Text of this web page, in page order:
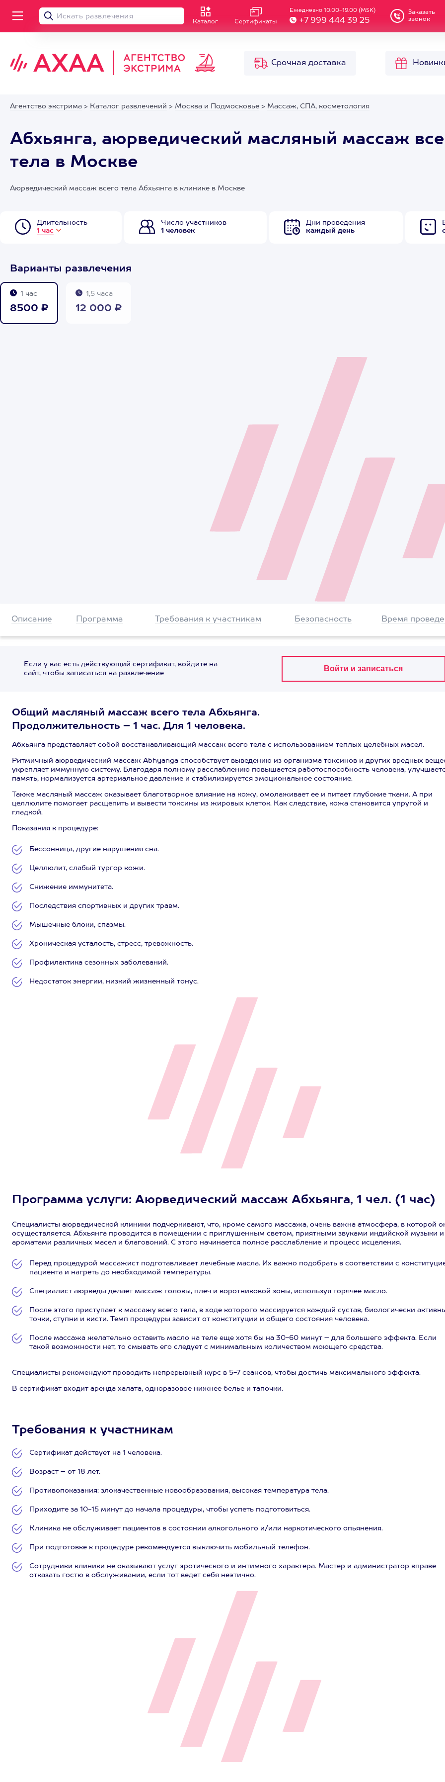
Каталог Сертификаты
Ежедневно 10.00-19.00 (MSK)
+7 999 444 39 25
Заказать
звонок
Срочная доставка
Агентство экстрима > Каталог развлечений > Москва и Подмосковье > Массаж, СПА, косметология
Абхьянга, аюрведический масляный массаж
тела в Москве
Аюрведический массаж всего тела Абхьянга в клинике в Москве
Длительность
1 час
Число участников
1 человек
Дни проведения
каждый день
Варианты развлечения
1 час
8500 ₽
1,5 часа
12 000 ₽
Описание Программа Требования к участникам Безопасность Время
Если у вас есть действующий сертификат, войдите на
сайт, чтобы записаться на развлечение
Общий масляный массаж всего тела Абхьянга.
Продолжительность – 1 час. Для 1 человека.
Абхьянга представляет собой восстанавливающий массаж всего тела с использованием теплых целебных масел.
Ритмичный аюрведический массаж Abhyanga способствует выведению из организма токсинов и других вредных
укрепляет иммунную систему. Благодаря полному расслаблению повышается работоспособность человека,
память, нормализуется артериальное давление и стабилизируется эмоциональное состояние.
Также масляный массаж оказывает благотворное влияние на кожу, омолаживает ее и питает глубокие ткани. А при
целлюлите помогает расщепить и вывести токсины из жировых клеток. Как следствие, кожа становится упругой и
гладкой.
Показания к процедуре:
Бессонница, другие нарушения сна.
Целлюлит, слабый тургор кожи.
Снижение иммунитета.
Последствия спортивных и других травм.
Мышечные блоки, спазмы.
Хроническая усталость, стресс, тревожность.
Профилактика сезонных заболеваний.
Недостаток энергии, низкий жизненный тонус.
Программа услуги: Аюрведический массаж Абхьянга, 1 чел. (1 час)
Специалисты аюрведической клиники подчеркивают, что, кроме самого массажа, очень важна атмосфера, в которой
осуществляется. Абхьянга проводится в помещении с приглушенным светом, приятными звуками индийской музыки и
ароматами различных масел и благовоний. С этого начинается полное расслабление и процесс исцеления.
Перед процедурой массажист подготавливает лечебные масла. Их важно подобрать в соответствии с
пациента и нагреть до необходимой температуры.
Специалист аюрведы делает массаж головы, плеч и воротниковой зоны, используя горячее масло.
После этого приступает к массажу всего тела, в ходе которого массируется каждый сустав, биологически
точки, ступни и кисти. Темп процедуры зависит от конституции и общего состояния человека.
После массажа желательно оставить масло на теле еще хотя бы на 30-60 минут – для большего эффекта. Если
такой возможности нет, то смывать его следует с минимальным количеством моющего средства.
Специалисты рекомендуют проводить непрерывный курс в 5-7 сеансов, чтобы достичь максимального эффекта.
В сертификат входит аренда халата, одноразовое нижнее белье и тапочки.
Требования к участникам
Сертификат действует на 1 человека.
Возраст – от 18 лет.
Противопоказания: злокачественные новообразования, высокая температура тела.
Приходите за 10-15 минут до начала процедуры, чтобы успеть подготовиться.
Клиника не обслуживает пациентов в состоянии алкогольного и/или наркотического опьянения.
При подготовке к процедуре рекомендуется выключить мобильный телефон.
Сотрудники клиники не оказывают услуг эротического и интимного характера. Мастер и администратор вправе
отказать гостю в обслуживании, если тот ведет себя неэтично.